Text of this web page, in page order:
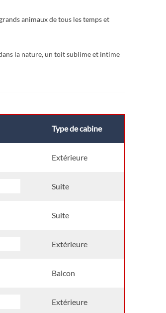
animaux de tous les temps et
la nature, un toit sublime et intime
Type de cabine
Extérieure
Suite
Suite
Extérieure
Balcon
Extérieure